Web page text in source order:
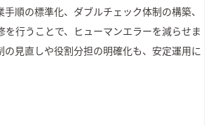
手順の標準化、ダブルチェック体制の構築、
を行うことで、ヒューマンエラーを減らせま
の見直しや役割分担の明確化も、安定運用に